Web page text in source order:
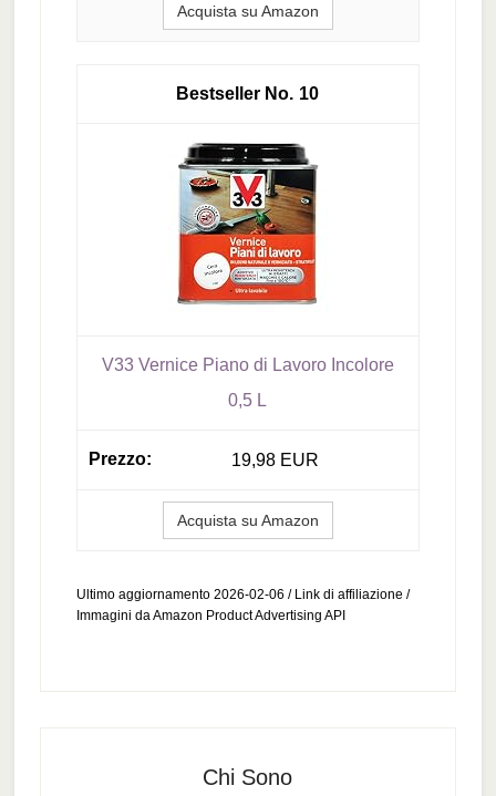
Acquista su Amazon
10
V33 Vernice Piano di Lavoro Incolore
0,5 L
19,98 EUR
Acquista su Amazon
Ultimo aggiornamento 2026-02-06 / Link di affiliazione /
Immagini da Amazon Product Advertising API
Chi Sono